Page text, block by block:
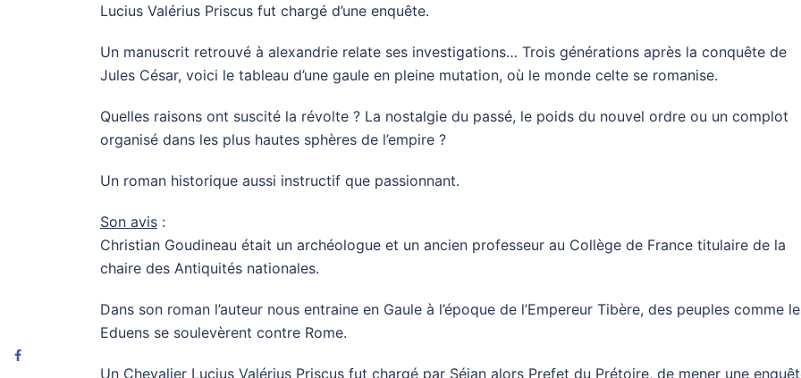
Lucius Valérius Priscus fut chargé d’une enquête.
Un manuscrit retrouvé à alexandrie relate ses investigations… Trois générations après la conquête de
Jules César, voici le tableau d’une gaule en pleine mutation, où le monde celte se romanise.
Quelles raisons ont suscité la révolte ? La nostalgie du passé, le poids du nouvel ordre ou un complot
organisé dans les plus hautes sphères de l’empire ?
Un roman historique aussi instructif que passionnant.
Son avis :
Christian Goudineau était un archéologue et un ancien professeur au Collège de France titulaire de la
chaire des Antiquités nationales.
Dans son roman l’auteur nous entraine en Gaule à l’époque de l’Empereur Tibère, des peuples comme
Eduens se soulevèrent contre Rome.
Un Chevalier Lucius Valérius Priscus fut chargé par Séjan alors Prefet du Prétoire, de mener une